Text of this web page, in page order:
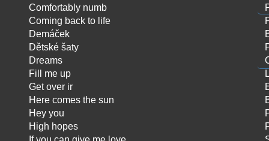
Comfortably numb
Coming back to life
Demáček
Dětské šaty
Dreams
Fill me up
Get over ir
Here comes the sun
Hey you
High hopes